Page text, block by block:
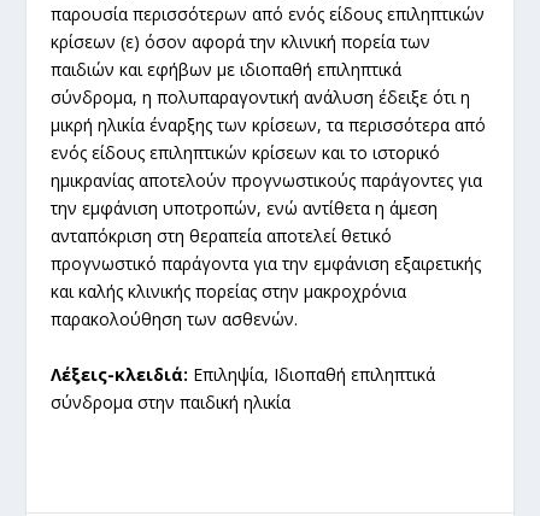
παρουσία περισσότερων από ενός είδους επιληπτικών
κρίσεων (ε) όσον αφορά την κλινική πορεία των
παιδιών και εφήβων με ιδιοπαθή επιληπτικά
σύνδρομα, η πολυπαραγοντική ανάλυση έδειξε ότι η
μικρή ηλικία έναρξης των κρίσεων, τα περισσότερα από
ενός είδους επιληπτικών κρίσεων και το ιστορικό
ημικρανίας αποτελούν προγνωστικούς παράγοντες για
την εμφάνιση υποτροπών, ενώ αντίθετα η άμεση
ανταπόκριση στη θεραπεία αποτελεί θετικό
προγνωστικό παράγοντα για την εμφάνιση εξαιρετικής
και καλής κλινικής πορείας στην μακροχρόνια
παρακολούθηση των ασθενών.
Λέξεις-κλειδιά: Επιληψία, Ιδιοπαθή επιληπτικά
σύνδρομα στην παιδική ηλικία